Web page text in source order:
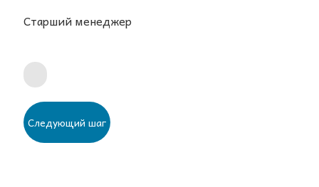
Старший менеджер
Следующий шаг